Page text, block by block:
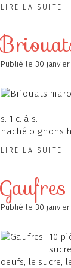
LIRE LA SUITE
Publié le 30 janvier
s. 1 c. à s. - - - -
haché oignons
LIRE LA SUITE
Gaufres
Publié le 30 janvier
10
oeufs, le sucre,